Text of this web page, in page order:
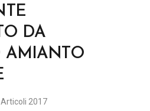
DA
AMIANTO
Articoli 2017